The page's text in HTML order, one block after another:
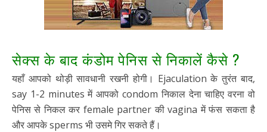
सेक्स के बाद कंडोम पेनिस से निकालें कैसे ?
यहाँ आपको थोड़ी सावधानी रखनी होगी। Ejaculation के तुरंत बाद,
say 1-2 minutes में आपको condom निकाल देना चाहिए वरना वो
पेनिस से निकल कर female partner की vagina में फंस सकता है
और आपके sperms भी उसमे गिर सकते हैं।